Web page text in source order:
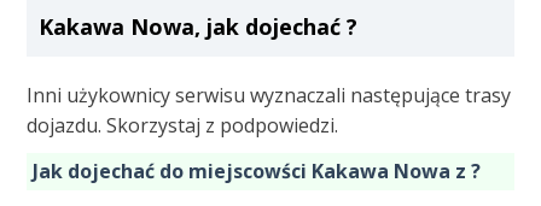
Kakawa Nowa, jak dojechać ?
Inni użykownicy serwisu wyznaczali następujące trasy
dojazdu. Skorzystaj z podpowiedzi.
Jak dojechać do miejscowści Kakawa Nowa z ?